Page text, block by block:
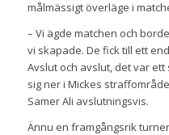
målmässigt överläge i
– Vi ägde matchen och
vi skapade. De fick till ett
Avslut och avslut, det var
sig ner i Mickes
Samer Ali avslutningsvis.
Ännu en framgångsrik